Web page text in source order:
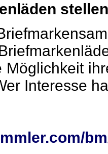
Möglichkeit
Interesse